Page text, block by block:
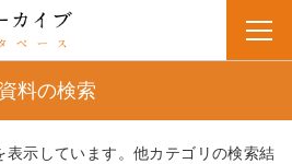
資料の検索
表示しています。他カテゴリの検索結